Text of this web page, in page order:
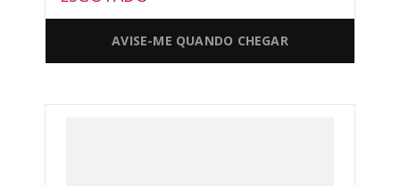
AVISE-ME QUANDO CHEGAR